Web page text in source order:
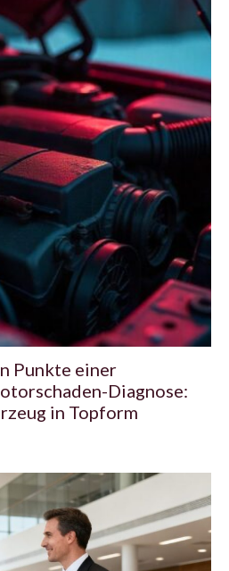
Punkte einer
Diagnose:
in Topform